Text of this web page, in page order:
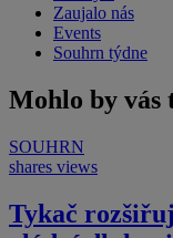
Zaujalo nás
Events
Souhrn týdne
Mohlo by vás
SOUHRN
shares views
Tykač